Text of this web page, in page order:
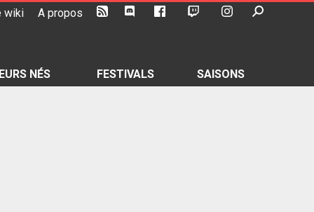
wiki A propos
NÉS FESTIVALS SAISONS